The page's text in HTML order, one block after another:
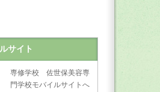
サイト
専修学校 佐世保美容専
門学校モバイルサイトへ